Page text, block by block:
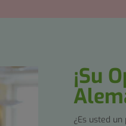
¡Su
¿Es usted